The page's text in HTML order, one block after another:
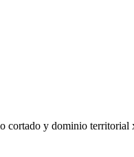
cortado y dominio